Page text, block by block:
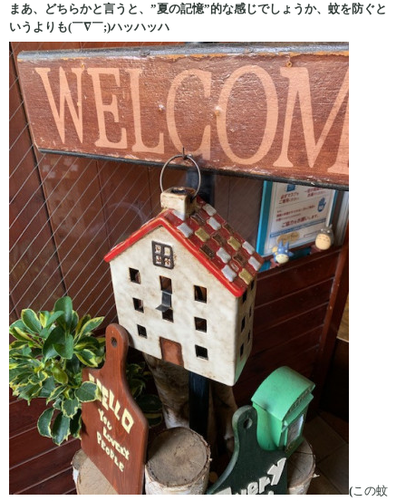
まあ、どちらかと言うと、”夏の記憶”的な感じでしょうか、蚊を防ぐと
いうよりも(￣∇￣;)ハッハッハ
(この蚊